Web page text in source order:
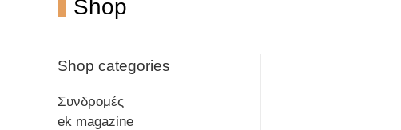
Shop
Shop categories
Συνδρομές
ek magazine